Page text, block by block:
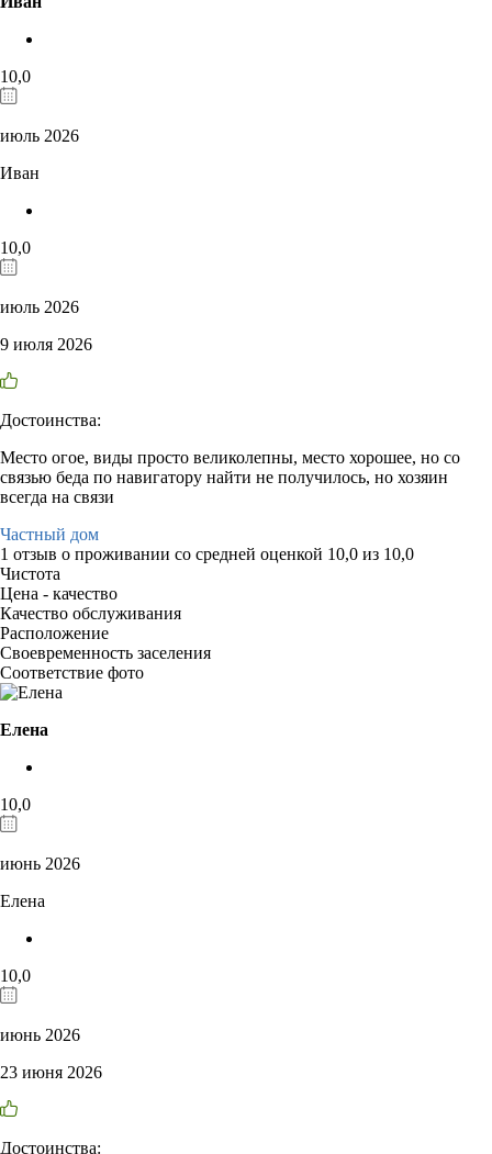
10,0
июль 2026
Иван
10,0
июль 2026
9 июля 2026
Достоинства:
Место огое, виды просто великолепны, место хорошее, но со
связью беда по навигатору найти не получилось, но хозяин
всегда на связи
Частный дом
1 отзыв о проживании со средней оценкой 10,0 из 10,0
Чистота
Цена - качество
Качество обслуживания
Расположение
Своевременность заселения
Соответствие фото
Елена
10,0
июнь 2026
Елена
10,0
июнь 2026
23 июня 2026
Достоинства: